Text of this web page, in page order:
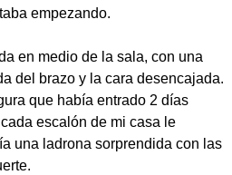
empezando.
en medio de la sala, con una
del brazo y la cara desencajada.
que había entrado 2 días
escalón de mi casa le
una ladrona sorprendida con las